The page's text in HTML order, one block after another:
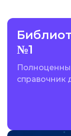
№1
справочник